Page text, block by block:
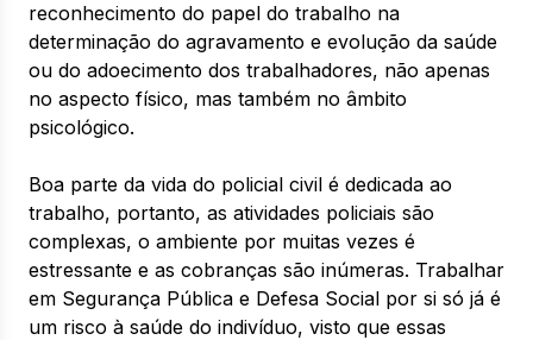
reconhecimento do papel do trabalho na
determinação do agravamento e evolução da saúde
ou do adoecimento dos trabalhadores, não apenas
no aspecto físico, mas também no âmbito
psicológico.
Boa parte da vida do policial civil é dedicada ao
trabalho, portanto, as atividades policiais são
complexas, o ambiente por muitas vezes é
estressante e as cobranças são inúmeras. Trabalhar
em Segurança Pública e Defesa Social por si só já é
um risco à saúde do indivíduo, visto que essas